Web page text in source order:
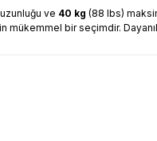
uzunluğu ve 40 kg (88 lbs)
mükemmel bir seçimdir.